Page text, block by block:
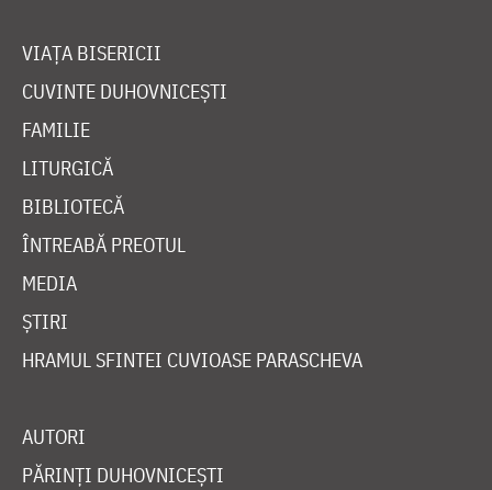
VIAȚA BISERICII
CUVINTE DUHOVNICEȘTI
FAMILIE
LITURGICĂ
BIBLIOTECĂ
ÎNTREABĂ PREOTUL
MEDIA
ȘTIRI
HRAMUL SFINTEI CUVIOASE PARASCHEVA
AUTORI
PĂRINȚI DUHOVNICEȘTI